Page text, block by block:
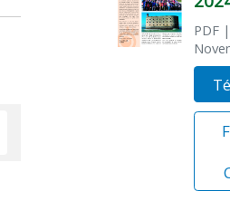
PDF|